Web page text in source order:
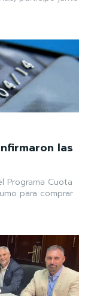
las
Programa Cuota
para comprar